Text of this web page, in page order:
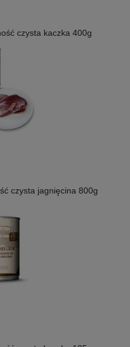
czysta kaczka 400g
czysta jagnięcina 800g